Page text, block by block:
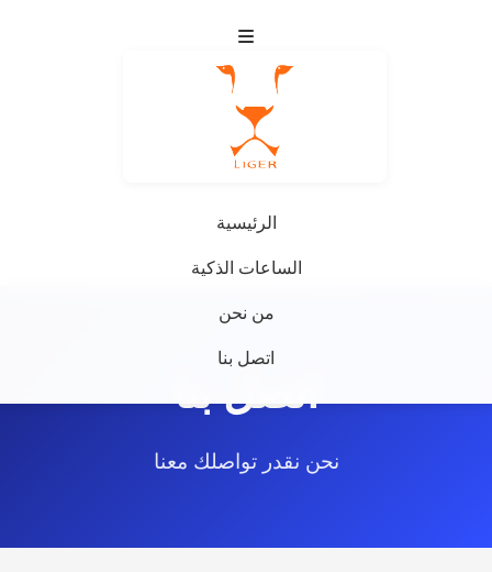
الرئيسية
الساعات الذكية
من نحن
اتصل بنا
اتصل بنا
نحن نقدر تواصلك معنا